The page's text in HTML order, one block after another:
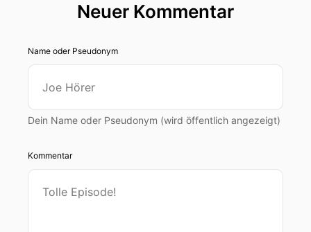
Neuer Kommentar
Name oder Pseudonym
Dein Name oder Pseudonym (wird öffentlich angezeigt)
Kommentar